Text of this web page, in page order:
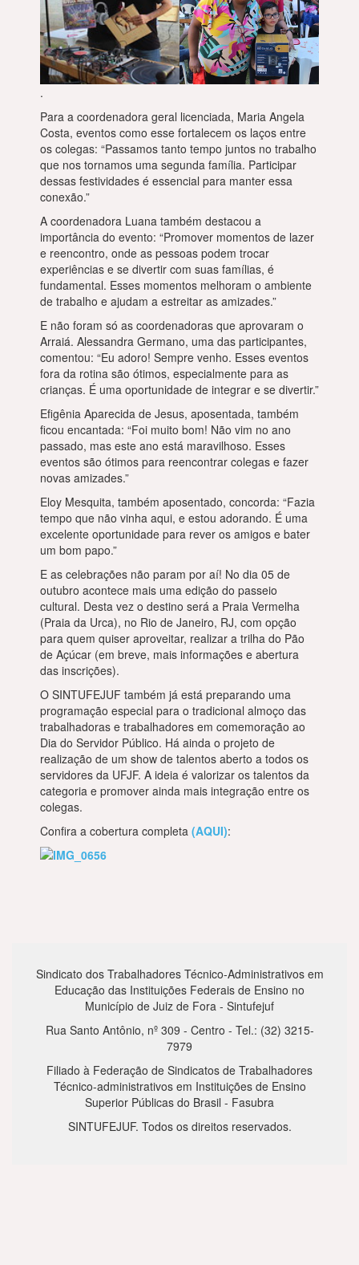
.
Para a coordenadora geral licenciada, Maria Angela
Costa, eventos como esse fortalecem os laços entre
os colegas: “Passamos tanto tempo juntos no trabalho
que nos tornamos uma segunda família. Participar
dessas festividades é essencial para manter essa
conexão.”
A coordenadora Luana também destacou a
importância do evento: “Promover momentos de lazer
e reencontro, onde as pessoas podem trocar
experiências e se divertir com suas famílias, é
fundamental. Esses momentos melhoram o ambiente
de trabalho e ajudam a estreitar as amizades.”
E não foram só as coordenadoras que aprovaram o
Arraiá. Alessandra Germano, uma das participantes,
comentou: “Eu adoro! Sempre venho. Esses eventos
fora da rotina são ótimos, especialmente para as
crianças. É uma oportunidade de integrar e se divertir.”
Efigênia Aparecida de Jesus, aposentada, também
ficou encantada: “Foi muito bom! Não vim no ano
passado, mas este ano está maravilhoso. Esses
eventos são ótimos para reencontrar colegas e fazer
novas amizades.”
Eloy Mesquita, também aposentado, concorda: “Fazia
tempo que não vinha aqui, e estou adorando. É uma
excelente oportunidade para rever os amigos e bater
um bom papo.”
E as celebrações não param por aí! No dia 05 de
outubro acontece mais uma edição do passeio
cultural. Desta vez o destino será a Praia Vermelha
(Praia da Urca), no Rio de Janeiro, RJ, com opção
para quem quiser aproveitar, realizar a trilha do Pão
de Açúcar (em breve, mais informações e abertura
das inscrições).
O SINTUFEJUF também já está preparando uma
programação especial para o tradicional almoço das
trabalhadoras e trabalhadores em comemoração ao
Dia do Servidor Público. Há ainda o projeto de
realização de um show de talentos aberto a todos os
servidores da UFJF. A ideia é valorizar os talentos da
categoria e promover ainda mais integração entre os
colegas.
Confira a cobertura completa (AQUI):
Sindicato dos Trabalhadores Técnico-Administrativos em
Educação das Instituições Federais de Ensino no
Município de Juiz de Fora - Sintufejuf
Rua Santo Antônio, nº 309 - Centro - Tel.: (32) 3215-
7979
Filiado à Federação de Sindicatos de Trabalhadores
Técnico-administrativos em Instituições de Ensino
Superior Públicas do Brasil - Fasubra
SINTUFEJUF. Todos os direitos reservados.